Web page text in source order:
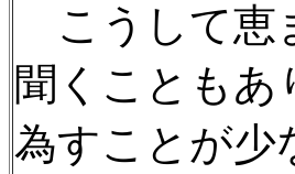
こうして恵
聞くこともあ
為すことが少